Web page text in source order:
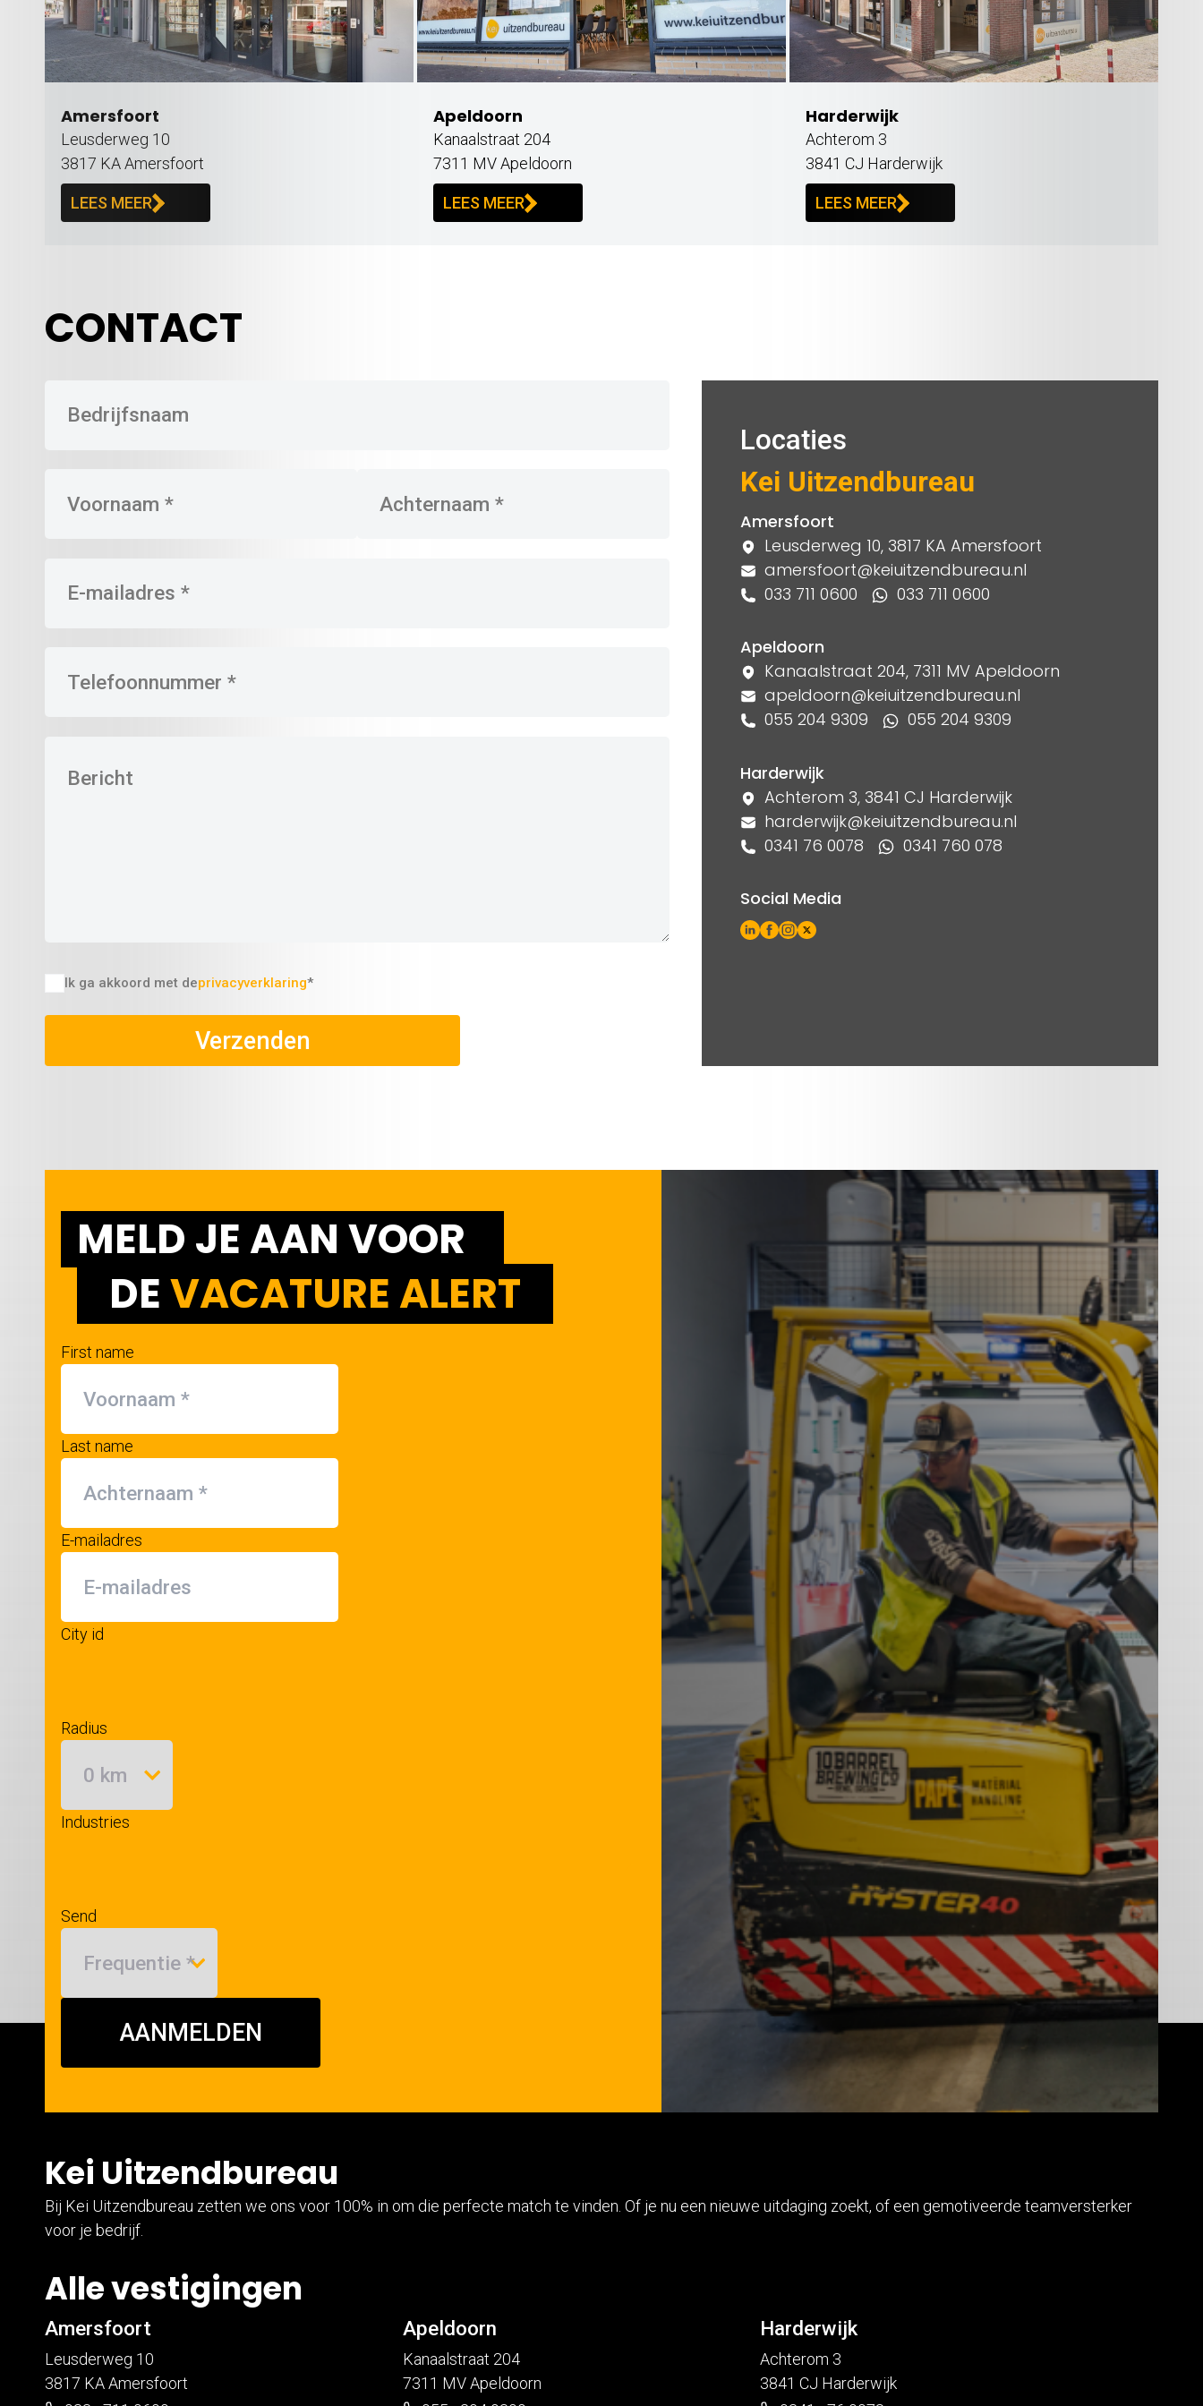
Amersfoort
Leusderweg 10
3817 KA Amersfoort
LEES MEER
Apeldoorn
Kanaalstraat 204
7311 MV Apeldoorn
LEES MEER
Harderwijk
Achterom 3
3841 CJ Harderwijk
LEES MEER
CONTACT
Ik ga akkoord met deprivacyverklaring*
Verzenden
Locaties
Kei Uitzendbureau
Amersfoort
Leusderweg 10, 3817 KA Amersfoort
amersfoort@keiuitzendbureau.nl
033 711 0600
033 711 0600
Apeldoorn
Kanaalstraat 204, 7311 MV Apeldoorn
apeldoorn@keiuitzendbureau.nl
055 204 9309
055 204 9309
Harderwijk
Achterom 3, 3841 CJ Harderwijk
harderwijk@keiuitzendbureau.nl
0341 76 0078
0341 760 078
Social Media
MELD JE AAN VOOR
DEVACATURE ALERT
First name
Last name
E-mailadres
City id
Radius
Industries
Send
AANMELDEN
Kei Uitzendbureau
Bij Kei Uitzendbureau zetten we ons voor 100% in om die perfecte match te vinden. Of je nu een nieuwe uitdaging zoekt, of een gemotiveerde teamversterker
voor je bedrijf.
Alle vestigingen
Amersfoort
Leusderweg 10
3817 KA Amersfoort
Apeldoorn
Kanaalstraat 204
7311 MV Apeldoorn
Harderwijk
Achterom 3
3841 CJ Harderwijk